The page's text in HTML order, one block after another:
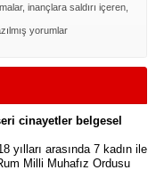
inançlara saldırı içeren,
yorumlar
cinayetler belgesel
yılları arasında 7 kadın ile
Milli Muhafız Ordusu